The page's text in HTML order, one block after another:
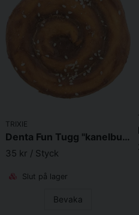
TRIXIE
Denta Fun Tugg "kanelbulle", anka, ø 9 cm, 70 g
35 kr / Styck
Slut på lager
Bevaka